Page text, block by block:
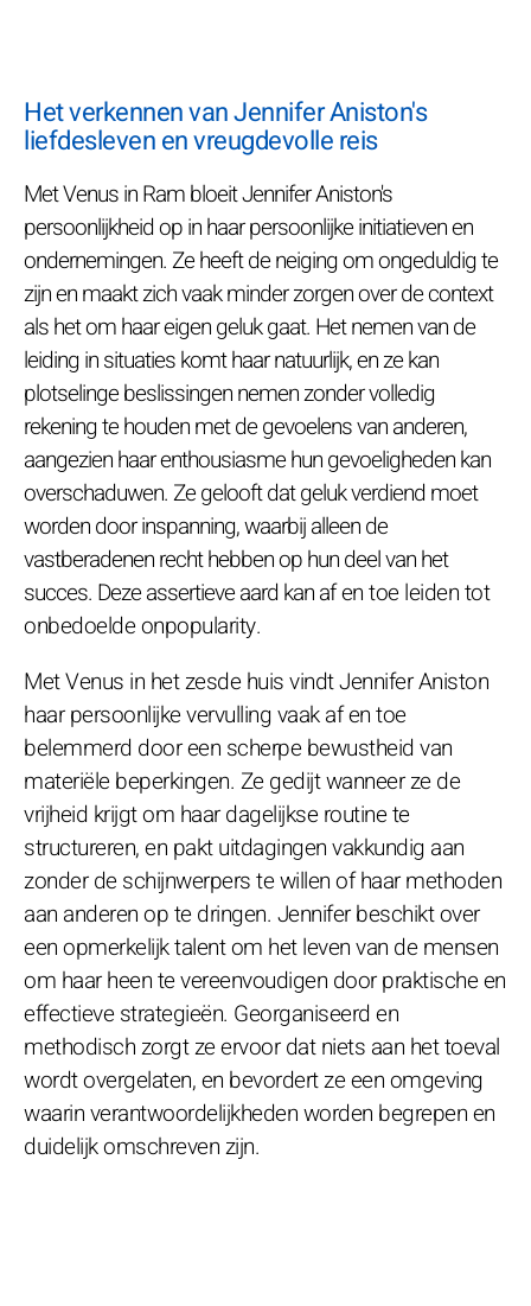
Het verkennen van Jennifer Aniston's
liefdesleven en vreugdevolle reis
Met Venus in Ram bloeit Jennifer Aniston's
persoonlijkheid op in haar persoonlijke initiatieven en
ondernemingen. Ze heeft de neiging om ongeduldig te
zijn en maakt zich vaak minder zorgen over de context
als het om haar eigen geluk gaat. Het nemen van de
leiding in situaties komt haar natuurlijk, en ze kan
plotselinge beslissingen nemen zonder volledig
rekening te houden met de gevoelens van anderen,
aangezien haar enthousiasme hun gevoeligheden kan
overschaduwen. Ze gelooft dat geluk verdiend moet
worden door inspanning, waarbij alleen de
vastberadenen recht hebben op hun deel van het
succes. Deze assertieve aard kan af en toe leiden tot
onbedoelde onpopularity.
Met Venus in het zesde huis vindt Jennifer Aniston
haar persoonlijke vervulling vaak af en toe
belemmerd door een scherpe bewustheid van
materiële beperkingen. Ze gedijt wanneer ze de
vrijheid krijgt om haar dagelijkse routine te
structureren, en pakt uitdagingen vakkundig aan
zonder de schijnwerpers te willen of haar methoden
aan anderen op te dringen. Jennifer beschikt over
een opmerkelijk talent om het leven van de mensen
om haar heen te vereenvoudigen door praktische en
effectieve strategieën. Georganiseerd en
methodisch zorgt ze ervoor dat niets aan het toeval
wordt overgelaten, en bevordert ze een omgeving
waarin verantwoordelijkheden worden begrepen en
duidelijk omschreven zijn.